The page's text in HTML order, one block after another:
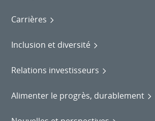
Carrières
Inclusion et diversité
Relations investisseurs
Alimenter le progrès, durablement